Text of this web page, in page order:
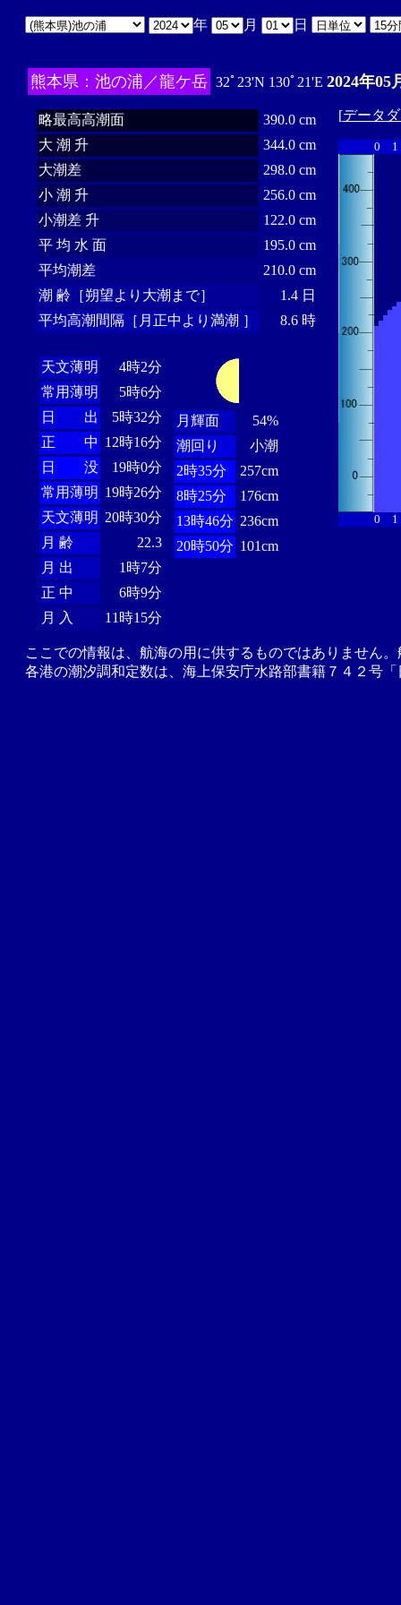
年 月 日
熊本県：池の浦／龍ケ岳 32ﾟ23'N 130ﾟ21'E 2024年05
略最高高潮面
390.0 cm
大 潮 升
344.0 cm
大潮差
298.0 cm
小 潮 升
256.0 cm
小潮差 升
122.0 cm
平 均 水 面
195.0 cm
平均潮差
210.0 cm
潮 齢［朔望より大潮まで］
1.4 日
平均高潮間隔［月正中より満潮 ］
8.6 時
天文薄明
4時2分
常用薄明
5時6分
日 出
5時32分
正 中 12時16分
日 没
19時0分
常用薄明 19時26分
天文薄明 20時30分
月 齢
22.3
月 出
1時7分
正 中
6時9分
月 入
11時15分
月輝面
54%
潮回り
小潮
2時35分
257cm
8時25分
176cm
13時46分 236cm
20時50分 101cm
[データ
0 1
0 1
ここでの情報は、航海の用に供するものではありません
各港の潮汐調和定数は、海上保安庁水路部書籍７４２号